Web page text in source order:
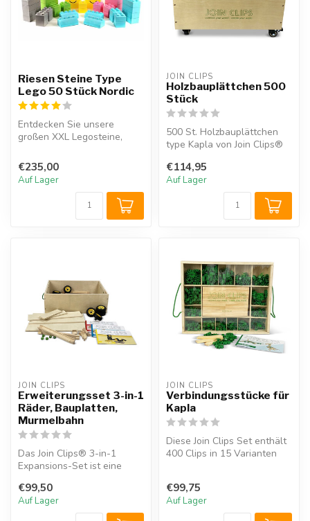
Riesen Steine Type
Lego 50 Stück Nordic
Entdecken Sie unsere
großen XXL Legosteine,
kreatives Baue...
€235,00
Auf Lager
JOIN CLIPS
Holzbauplättchen 500
Stück
500 St. Holzbauplättchen
type Kapla von Join Clips®
Genia...
€114,95
Auf Lager
JOIN CLIPS
Erweiterungsset 3-in-1
Räder, Bauplatten,
Murmelbahn
Das Join Clips® 3-in-1
Expansions-Set ist eine
mit Räd...
€99,50
Auf Lager
JOIN CLIPS
Verbindungsstücke für
Kapla
Diese Join Clips Set enthält
400 Clips in 15 Varianten
€99,75
Auf Lager